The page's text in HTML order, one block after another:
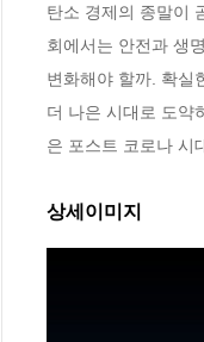
탄소 경제의 종말이
회에서는 안전과 생
변화해야 할까. 확실
더 나은 시대로 도약
은 포스트 코로나 시
상세이미지